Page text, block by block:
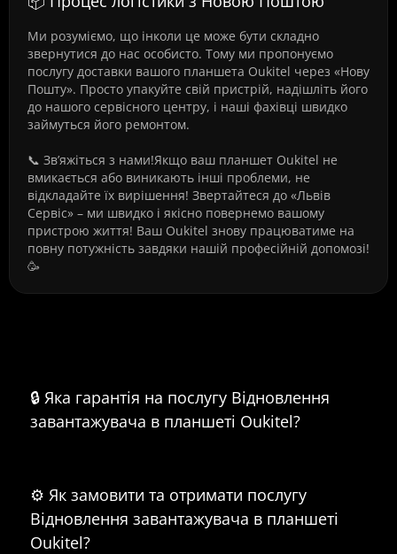
Ми розуміємо, що інколи це може бути складно
звернутися до нас особисто. Тому ми пропонуємо
послугу доставки вашого планшета Oukitel через «Нову
Пошту». Просто упакуйте свій пристрій, надішліть його
до нашого сервісного центру, і наші фахівці швидко
займуться його ремонтом.
📞 Зв’яжіться з нами!Якщо ваш планшет Oukitel не
вмикається або виникають інші проблеми, не
відкладайте їх вирішення! Звертайтеся до «Львів
Сервіс» – ми швидко і якісно повернемо вашому
пристрою життя! Ваш Oukitel знову працюватиме на
повну потужність завдяки нашій професійній допомозі!
🥳
🔒 Яка гарантія на послугу Відновлення
завантажувача в планшеті Oukitel?
⚙️ Як замовити та отримати послугу
Відновлення завантажувача в планшеті
Oukitel?